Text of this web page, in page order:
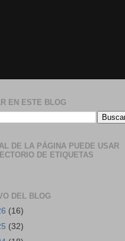
EN ESTE BLOG
DE LA PÁGINA PUEDE USAR
DE ETIQUETAS
DEL BLOG
(16)
(32)